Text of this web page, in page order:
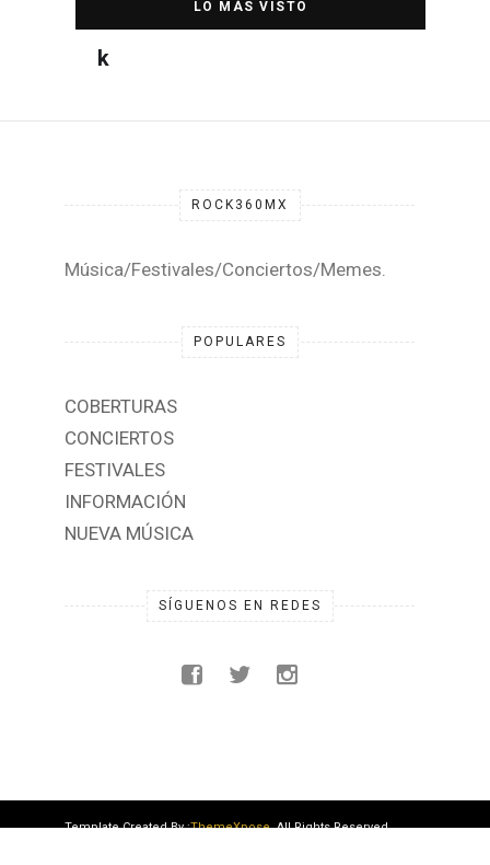
ROCK360MX
Música/Festivales/Conciertos/Memes.
POPULARES
COBERTURAS
CONCIERTOS
FESTIVALES
INFORMACIÓN
NUEVA MÚSICA
SÍGUENOS EN REDES
Template Created By :ThemeXpose. All Rights Reserved.